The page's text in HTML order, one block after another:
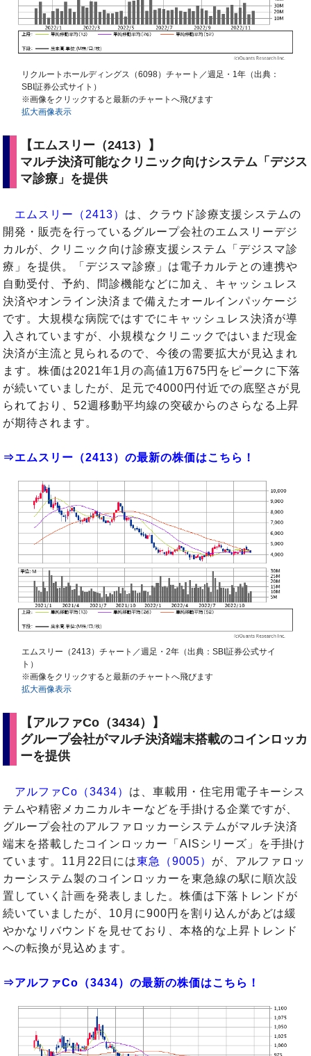
リクルートホールディングス（6098）チャート／週足・1年（出典：
SBI証券公式サイト）
※画像をクリックすると最新のチャートへ飛びます
拡大画像表示
【エムスリー（2413）】
マルチ決済可能なクリニック向けシステム「デジス
マ診療」を提供
エムスリー（2413） は、クラウド診療支援システムの
開発・販売を行っているグループ会社のエムスリーデジ
カルが、クリニック向け診療支援システム「デジスマ診
療」を提供。「デジスマ診療」は電子カルテとの連携や
自動受付、予約、問診機能などに加え、キャッシュレス
決済やオンライン決済まで備えたオールインパッケージ
です。大規模な病院ではすでにキャッシュレス決済が導
入されていますが、小規模なクリニックではいまだ現金
決済が主流と見られるので、今後の需要拡大が見込まれ
ます。株価は2021年1月の高値1万675円をピークに下落
が続いていましたが、足元で4000円付近での底堅さが見
られており、52週移動平均線の突破からのさらなる上昇
が期待されます。
⇒エムスリー（2413）の最新の株価はこちら！
エムスリー（2413）チャート／週足・2年（出典：SBI証券公式サイ
ト）
※画像をクリックすると最新のチャートへ飛びます
拡大画像表示
【アルファCo（3434）】
グループ会社がマルチ決済端末搭載のコインロッカ
ーを提供
アルファCo（3434） は、車載用・住宅用電子キーシス
テムや精密メカニカルキーなどを手掛ける企業ですが、
グループ会社のアルファロッカーシステムがマルチ決済
端末を搭載したコインロッカー「AISシリーズ」を手掛け
ています。11月22日には東急（9005） が、アルファロッ
カーシステム製のコインロッカーを東急線の駅に順次設
置していく計画を発表しました。株価は下落トレンドが
続いていましたが、10月に900円を割り込んがあどは緩
やかなリバウンドを見せており、本格的な上昇トレンド
への転換が見込めます。
⇒アルファCo（3434）の最新の株価はこちら！